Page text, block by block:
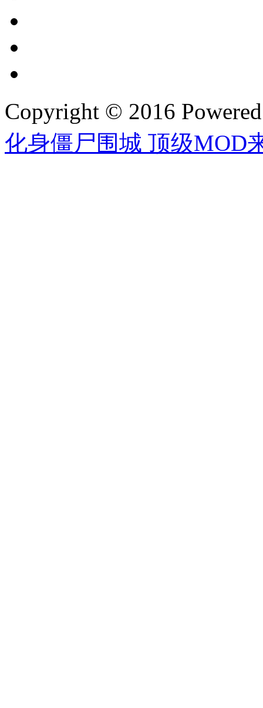
Copyright © 2016
化身僵尸围城 顶级MOD